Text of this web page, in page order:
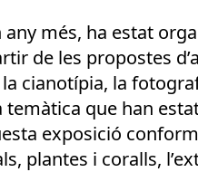
més, ha estat
de les propostes
cianotípia, la
que han
exposició
plantes i coralls,